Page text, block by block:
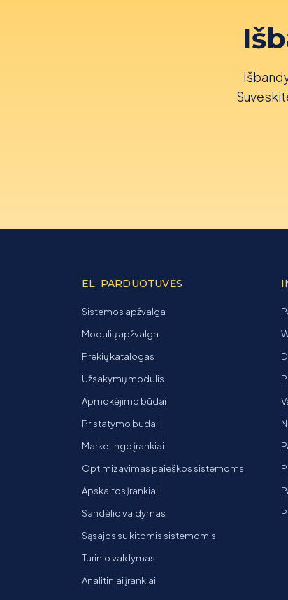
EL. PARDUOTUVĖS
Sistemos apžvalga
Modulių apžvalga
Prekių katalogas
Užsakymų modulis
Apmokėjimo būdai
Pristatymo būdai
Marketingo įrankiai
Optimizavimas paieškos sistemoms
Apskaitos įrankiai
Sandėlio valdymas
Sąsajos su kitomis sistemomis
Turinio valdymas
Analitiniai įrankiai